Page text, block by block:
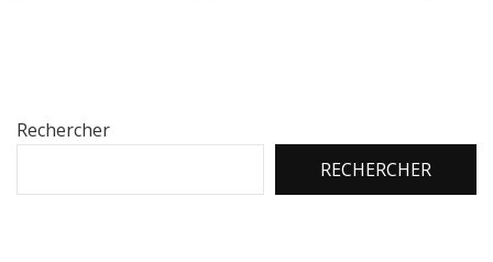
Rechercher
RECHERCHER